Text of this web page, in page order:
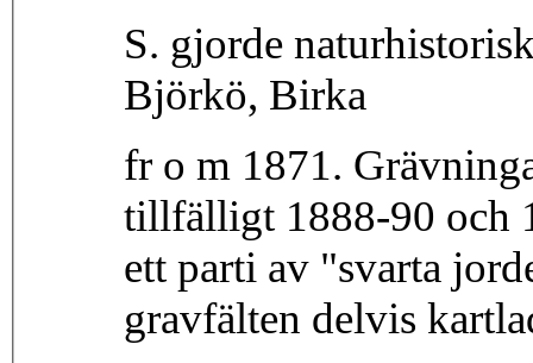
S. gjorde
Björkö, Birka
fr o m 1871.
tillfälligt 1888-90 och
ett parti av "svarta
gravfälten delvis